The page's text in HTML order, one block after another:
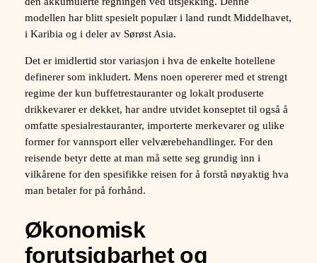
modellen har blitt spesielt populær i land rundt Middelhavet,
i Karibia og i deler av Sørøst Asia.
Det er imidlertid stor variasjon i hva de enkelte hotellene
definerer som inkludert. Mens noen opererer med et strengt
regime der kun buffetrestauranter og lokalt produserte
drikkevarer er dekket, har andre utvidet konseptet til også å
omfatte spesialrestauranter, importerte merkevarer og ulike
former for vannsport eller velværebehandlinger. For den
reisende betyr dette at man må sette seg grundig inn i
vilkårene for den spesifikke reisen for å forstå nøyaktig hva
man betaler for på forhånd.
Økonomisk
forutsigbarhet og